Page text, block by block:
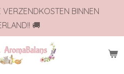
BINNEN
🚚